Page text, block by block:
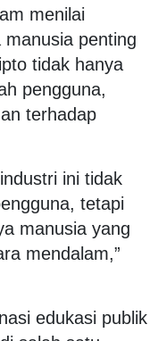
menilai
penting
tidak hanya
pengguna,
terhadap
ini tidak
tetapi
manusia yang
mendalam,”
edukasi publik